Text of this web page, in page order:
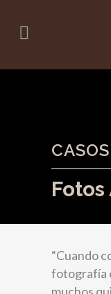
CASOS
Fotos
“Cuando
fotografía